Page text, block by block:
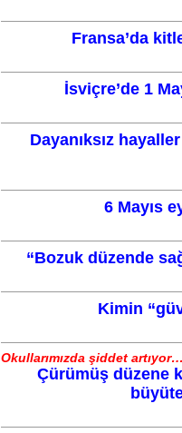
Fransa’da
İsviçre’de 1
Dayanıksız
6 Mayıs
“Bozuk düzende
Kimin
Okullarımızda şiddet
Çürümüş düzene